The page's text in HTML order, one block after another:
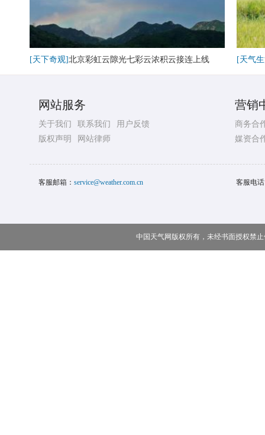
[天下奇观]北京彩虹云隙光七彩云浓积云接连上线 [天气
网站服务
关于我们 联系我们
用户反馈
版权声明
网站律师
营销
商务合
媒资合
客服邮箱： service@weather.com.cn 客服电
中国天气网版权所有，未经书面授权